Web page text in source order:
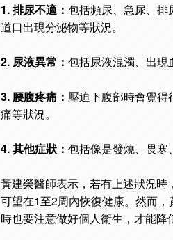
1. 排尿不適：包括頻尿、急尿、排
道口出現分泌物等狀況。
2. 尿液異常：包括尿液混濁、出現
3. 腰腹疼痛： 壓迫下腹部時會覺
痛等狀況。
4. 其他症狀：包括像是發燒、畏寒
黃建榮醫師表示，若有上述狀況
可望在1至2周內恢復健康。然而
時也要注意做好個人衛生，才能降